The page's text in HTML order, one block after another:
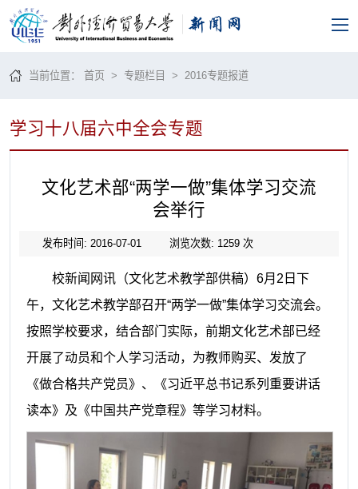
当前位置：首页 >专题栏目 > 2016专题报道
学习十八届六中全会专题
文化艺术部“两学一做”集体学习交流
会举行
发布时间: 2016-07-01 浏览次数: 1259次
校新闻网讯（文化艺术教学部供稿） 6月 2 日下
午，文化艺术教学部召开“两学一做”集体学习交流会。
按照学校要求，结合部门实际，前期文化艺术部已经
开展了动员和个人学习活动，为教师购买、发放了
《做合格共产党员》、《习近平总书记系列重要讲话
读本》及《中国共产党章程》等学习材料。